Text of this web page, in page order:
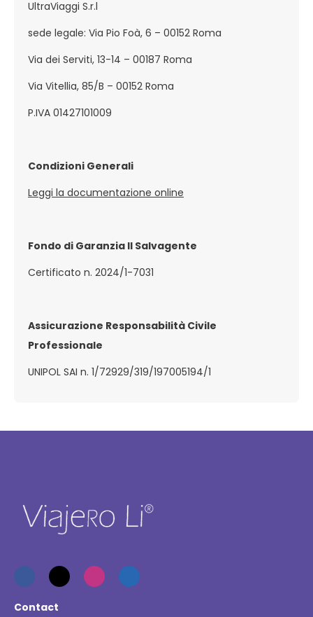
UltraViaggi S.r.l
sede legale: Via Pio Foà, 6 – 00152 Roma
Via dei Serviti, 13-14 – 00187 Roma
Via Vitellia, 85/B – 00152 Roma
P.IVA 01427101009
Condizioni Generali
Leggi la documentazione online
Fondo di Garanzia Il Salvagente
Certificato n. 2024/1-7031
Assicurazione Responsabilità Civile
Professionale
UNIPOL SAI n. 1/72929/319/197005194/1
Contact